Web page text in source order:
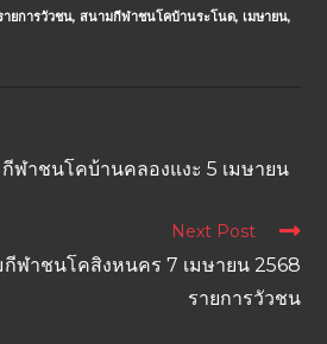
ายการวัวชน, สนามกีฬาชนโคบ้านระโนด, เมษายน,
ฬาชนโคบ้านคลองแงะ 5 เมษายน
Next Post
ฬาชนโคสิงหนคร 7 เมษายน 2568
รายการวัวชน